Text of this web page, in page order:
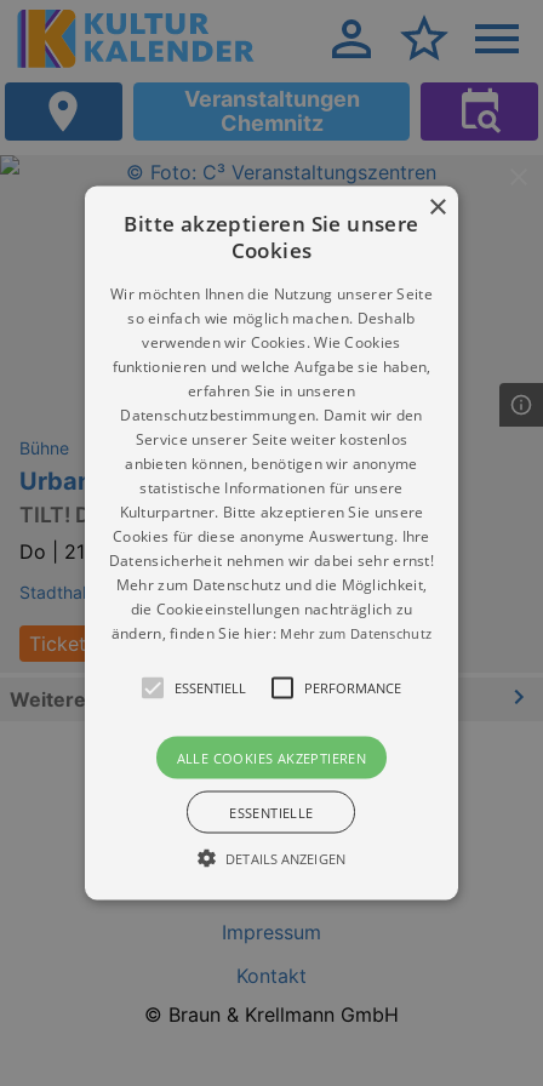
Veranstaltungen
Chemnitz
Bühne
Urban Priol
TILT! Der Jahresrückblick 2026
Do | 21.01.2027 | 20:00
Stadthalle Chemnitz
Tickets
Weitere Informationen
Impressum
Kontakt
© Braun & Krellmann GmbH
×
Bitte akzeptieren Sie unsere
Cookies
Wir möchten Ihnen die Nutzung unserer Seite
so einfach wie möglich machen. Deshalb
verwenden wir Cookies. Wie Cookies
funktionieren und welche Aufgabe sie haben,
erfahren Sie in unseren
Datenschutzbestimmungen. Damit wir den
Service unserer Seite weiter kostenlos
anbieten können, benötigen wir anonyme
statistische Informationen für unsere
Kulturpartner. Bitte akzeptieren Sie unsere
Cookies für diese anonyme Auswertung. Ihre
Datensicherheit nehmen wir dabei sehr ernst!
Mehr zum Datenschutz und die Möglichkeit,
die Cookieeinstellungen nachträglich zu
ändern, finden Sie hier: Mehr zum Datenschutz
ESSENTIELL PERFORMANCE
ALLE COOKIES AKZEPTIEREN
ESSENTIELLE
DETAILS ANZEIGEN
grundlegenden Funktionen unserer Webseite